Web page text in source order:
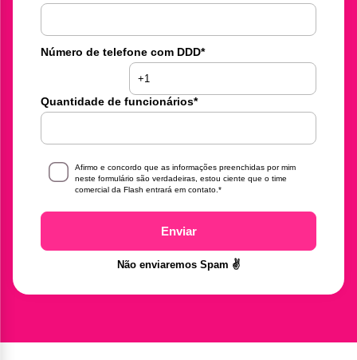
Número de telefone com DDD*
Quantidade de funcionários*
Afirmo e concordo que as informações preenchidas por mim
neste formulário são verdadeiras, estou ciente que o time
comercial da Flash entrará em contato.*
Enviar
Não enviaremos Spam ✌️